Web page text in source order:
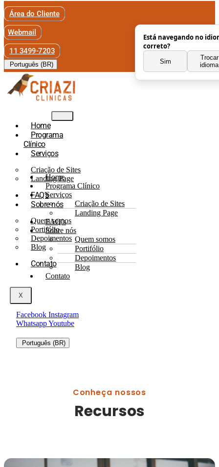
Área do Cliente
Webmail
11 3499-7203
Português (BR)
Home
Programa
Clínico
Serviços
Criação de Sites
Landing Page
FAQ’s
Sobre nós
Quem somos
Portifólio
Depoimentos
Blog
Contato
X
Home
Programa Clínico
Serviços
Criação de Sites
Landing Page
FAQ’s
Sobre nós
Quem somos
Portifólio
Depoimentos
Blog
Contato
Facebook Instagram
WhatsappYoutube
Português (BR)
Está navegando no
correto?
Sim
Trocar
idioma
Conheça nossos
Recursos